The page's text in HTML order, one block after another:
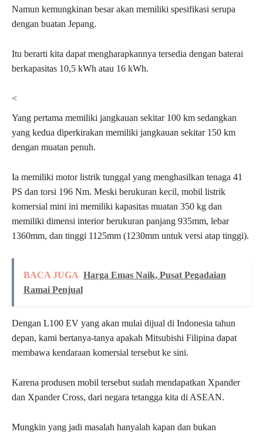
Namun kemungkinan besar akan memiliki spesifikasi serupa
dengan buatan Jepang.
Itu berarti kita dapat mengharapkannya tersedia dengan baterai
berkapasitas 10,5 kWh atau 16 kWh.
<
Yang pertama memiliki jangkauan sekitar 100 km sedangkan
yang kedua diperkirakan memiliki jangkauan sekitar 150 km
dengan muatan penuh.
Ia memiliki motor listrik tunggal yang menghasilkan tenaga 41
PS dan torsi 196 Nm. Meski berukuran kecil, mobil listrik
komersial mini ini memiliki kapasitas muatan 350 kg dan
memiliki dimensi interior berukuran panjang 935mm, lebar
1360mm, dan tinggi 1125mm (1230mm untuk versi atap tinggi).
BACA JUGA Harga Emas Naik, Pusat Pegadaian
Ramai Penjual
Dengan L100 EV yang akan mulai dijual di Indonesia tahun
depan, kami bertanya-tanya apakah Mitsubishi Filipina dapat
membawa kendaraan komersial tersebut ke sini.
Karena produsen mobil tersebut sudah mendapatkan Xpander
dan Xpander Cross, dari negara tetangga kita di ASEAN.
Mungkin yang jadi masalah hanyalah kapan dan bukan